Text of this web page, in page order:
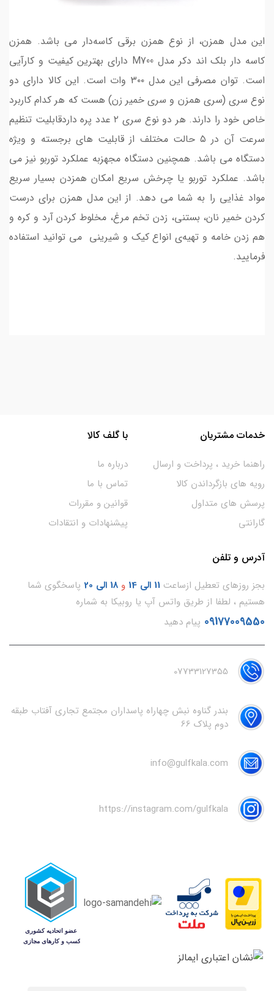
این مدل همزن، از نوع همزن برقی کاسه‌دار می باشد. همزن
کاسه دار بلک اند دکر مدل M700 دارای بهترین کیفیت و کارآیی
است. توان مصرفی این مدل 3۰۰ وات است. این کالا دارای دو
نوع سری (سری همزن و سری خمیر زن) هست که هر کدام کاربرد
خاص خود را دارند. هر دو نوع سری ۲ عدد پره داردقابلیت تنظیم
سرعت آن در ۵ حالت مختلف از قابلیت های برجسته و ویژه
دستگاه می باشد. همچنین دستگاه مجهزبه عملکرد توربو نیز می
باشد. عملکرد توربو یا چرخش سریع امکان همزدن بسیار سریع
مواد غذایی را به شما می دهد. از این مدل همزن برای درست
کردن خمیر نان، بستنی، زدن تخم مرغ، مخلوط کردن آرد و کره و
هم زدن خامه و تهیه‌ی انواع کیک و شیرینی می توانید استفاده
فرمایید.
خدمات مشتریان
راهنما خرید ، پرداخت و ارسال
رویه های بازگرداندن کالا
پرسش های متداول
گارانتی
با گلف کالا
درباره ما
تماس با ما
قوانین و مقررات
پیشنهادات و انتقادات
آدرس و تلفن
بجز روزهای تعطیل ازساعت 11 الی 14 و 18 الی 20
پاسخگوی شما
هستیم ، لطفا از طریق واتس آپ یا روبیکا به شماره
09177009550 پیام دهید
07733127355
بندر گناوه نبش چهاراه پاسداران مجتمع تجاری آفتاب طبقه
دوم پلاک 66
info@gulfkala.com
https://instagram.com/gulfkala